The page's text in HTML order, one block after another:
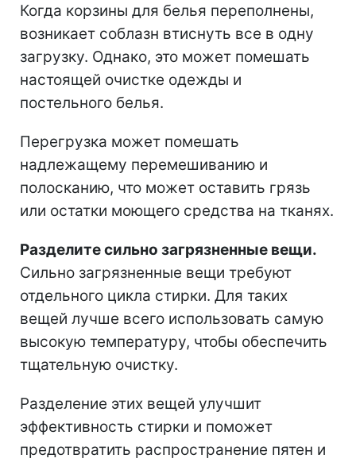
Когда корзины для белья переполнены,
возникает соблазн втиснуть все в одну
загрузку. Однако, это может помешать
настоящей очистке одежды и
постельного белья.
Перегрузка может помешать
надлежащему перемешиванию и
полосканию, что может оставить грязь
или остатки моющего средства на тканях.
Разделите сильно загрязненные вещи.
Сильно загрязненные вещи требуют
отдельного цикла стирки. Для таких
вещей лучше всего использовать самую
высокую температуру, чтобы обеспечить
тщательную очистку.
Разделение этих вещей улучшит
эффективность стирки и поможет
предотвратить распространение пятен и